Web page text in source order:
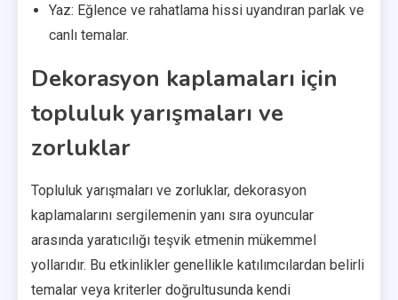
Yaz: Eğlence ve rahatlama hissi uyandıran parlak ve
canlı temalar.
Dekorasyon kaplamaları için
topluluk yarışmaları ve
zorluklar
Topluluk yarışmaları ve zorluklar, dekorasyon
kaplamalarını sergilemenin yanı sıra oyuncular
arasında yaratıcılığı teşvik etmenin mükemmel
yollarıdır. Bu etkinlikler genellikle katılımcılardan belirli
temalar veya kriterler doğrultusunda kendi